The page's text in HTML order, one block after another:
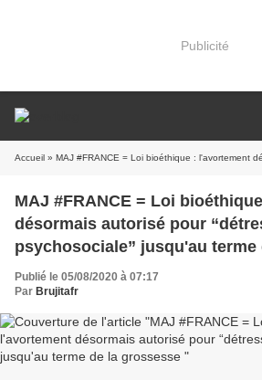
Publicité
Accueil » MAJ #FRANCE = Loi bioéthique : l'avortement désormais autorisé pour
MAJ #FRANCE = Loi
désormais autorisé pour
psychosociale” jusqu'au terme
Publié le 05/08/2020 à 07:17
Par Brujitafr